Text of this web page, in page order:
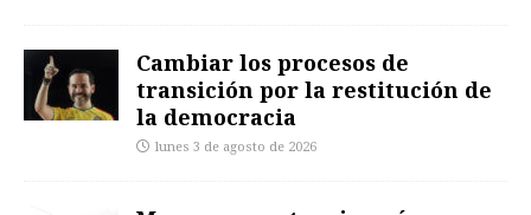
Cambiar los procesos de
transición por la restitución de
la democracia
lunes 3 de agosto de 2026